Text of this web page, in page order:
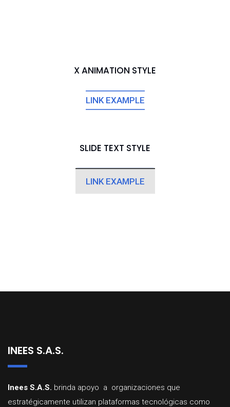
X ANIMATION STYLE
LINK EXAMPLE
SLIDE TEXT STYLE
LINK EXAMPLE
INEES S.A.S.
Inees S.A.S. brinda apoyo a organizaciones que
estratégicamente utilizan plataformas tecnológicas como